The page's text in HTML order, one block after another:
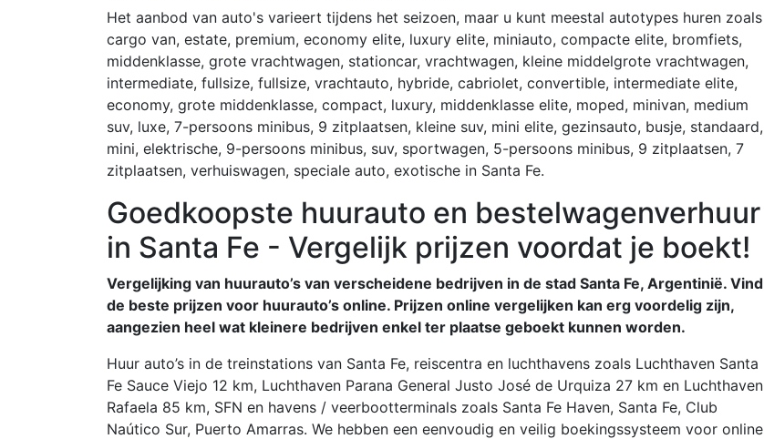
Het aanbod van auto's varieert tijdens het seizoen, maar u kunt meestal autotypes huren zoals
cargo van, estate, premium, economy elite, luxury elite, miniauto, compacte elite, bromfiets,
middenklasse, grote vrachtwagen, stationcar, vrachtwagen, kleine middelgrote vrachtwagen,
intermediate, fullsize, fullsize, vrachtauto, hybride, cabriolet, convertible, intermediate elite,
economy, grote middenklasse, compact, luxury, middenklasse elite, moped, minivan, medium
suv, luxe, 7-persoons minibus, 9 zitplaatsen, kleine suv, mini elite, gezinsauto, busje, standaard,
mini, elektrische, 9-persoons minibus, suv, sportwagen, 5-persoons minibus, 9 zitplaatsen, 7
zitplaatsen, verhuiswagen, speciale auto, exotische in Santa Fe.
Goedkoopste huurauto en bestelwagenverhuur
in Santa Fe - Vergelijk prijzen voordat je boekt!
Vergelijking van huurauto’s van verscheidene bedrijven in de stad Santa Fe, Argentinië. Vind
de beste prijzen voor huurauto’s online. Prijzen online vergelijken kan erg voordelig zijn,
aangezien heel wat kleinere bedrijven enkel ter plaatse geboekt kunnen worden.
Huur auto’s in de treinstations van Santa Fe, reiscentra en luchthavens zoals Luchthaven Santa
Fe Sauce Viejo 12 km, Luchthaven Parana General Justo José de Urquiza 27 km en Luchthaven
Rafaela 85 km, SFN en havens / veerbootterminals zoals Santa Fe Haven, Santa Fe, Club
Naútico Sur, Puerto Amarras. We hebben een eenvoudig en veilig boekingssysteem voor online